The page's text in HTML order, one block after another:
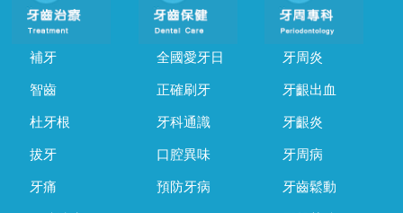
補牙
智齒
杜牙根
拔牙
牙痛
全國愛牙日
正確刷牙
牙科通識
口腔異味
預防牙病
牙周炎
牙齦出血
牙齦炎
牙周病
牙齒鬆動